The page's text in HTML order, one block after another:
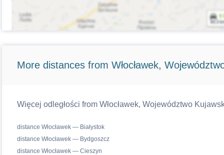
More distances from Włocławek,
Więcej odległości from Włocławek, Województwo
distance Włocławek — Białystok
distance Włocławek — Bydgoszcz
distance Włocławek — Cieszyn